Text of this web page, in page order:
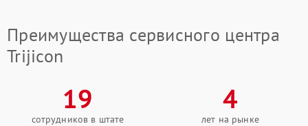
Преимущества сервисного центра
Trijicon
19
сотрудников в штате
4
лет на рынке